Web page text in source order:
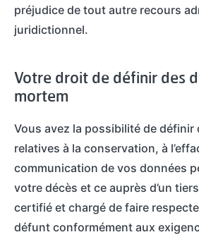
préjudice de tout autre recours
juridictionnel.
Votre droit de définir des
mortem
Vous avez la possibilité de définir
relatives à la conservation, à
communication de vos données
votre décès et ce auprès d’un
certifié et chargé de faire
défunt conformément aux